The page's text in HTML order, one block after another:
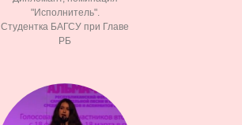
"Исполнитель".
Студентка БАГСУ при Главе
РБ